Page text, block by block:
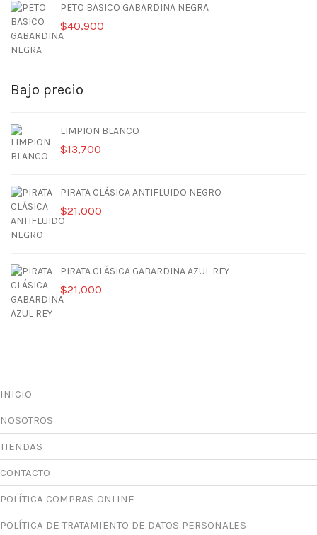
PETO BASICO GABARDINA NEGRA
$40,900
Bajo precio
LIMPION BLANCO
$13,700
PIRATA CLÁSICA ANTIFLUIDO NEGRO
$21,000
PIRATA CLÁSICA GABARDINA AZUL REY
$21,000
INICIO
NOSOTROS
TIENDAS
CONTACTO
POLÍTICA COMPRAS ONLINE
POLÍTICA DE TRATAMIENTO DE DATOS PERSONALES